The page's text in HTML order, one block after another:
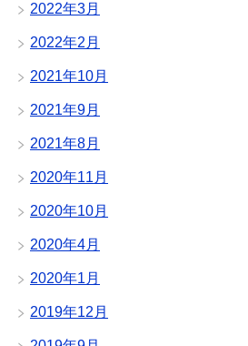
2022年3月
2022年2月
2021年10月
2021年9月
2021年8月
2020年11月
2020年10月
2020年4月
2020年1月
2019年12月